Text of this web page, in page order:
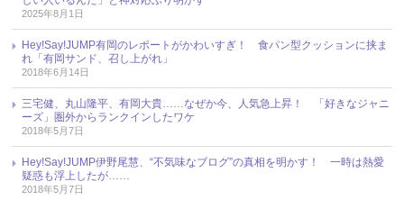
2025年8月1日
Hey!Say!JUMP有岡のレポートがかわいすぎ！ 食パン型クッションに挟ま
れ「有岡サンド、召し上がれ」
2018年6月14日
三宅健、丸山隆平、有岡大貴……なぜか今、人気急上昇！ 「好きなジャニ
ーズ」圏外からランクインしたワケ
2018年5月7日
Hey!Say!JUMP伊野尾慧、“不気味なブログ”の真相を明かす！ 一時は熱愛
疑惑も浮上したが……
2018年5月7日